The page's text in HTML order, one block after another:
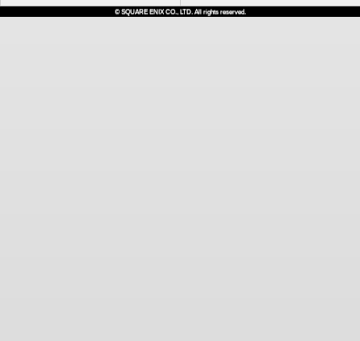
© SQUARE ENIX CO., LTD. All rights reserved.